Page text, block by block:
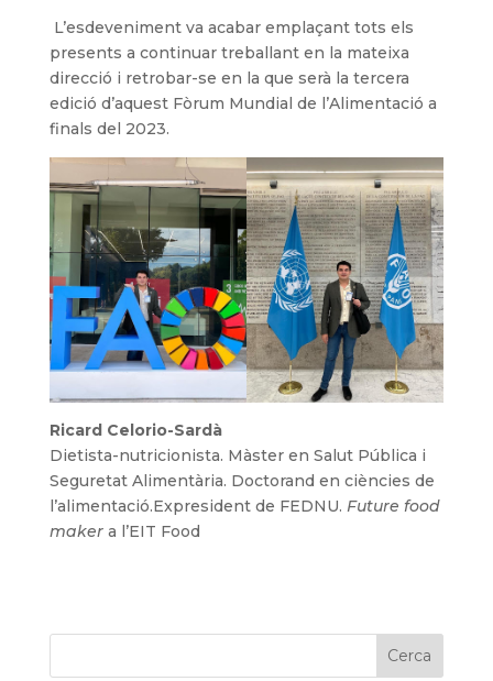
L’esdeveniment va acabar emplaçant tots els
presents a continuar treballant en la mateixa
direcció i retrobar-se en la que serà la tercera
edició d’aquest Fòrum Mundial de l’Alimentació a
finals del 2023.
Ricard Celorio-Sardà
Dietista-nutricionista. Màster en Salut Pública i
Seguretat Alimentària. Doctorand en ciències de
l’alimentació.Expresident de FEDNU. Future food
makera l’EIT Food
Cerca